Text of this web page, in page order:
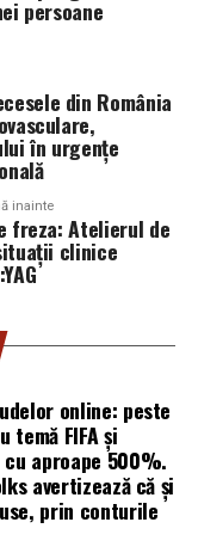
malițios până la
nu
oamenii. Niciun
utilizator să își
acel moment,
de apărare”,
Officer
a inclus în
datelor până la
în principal
gazdă, însă
fi afectate
directă cu
de bilete.
persoane
din România
în urgențe
inainte
freza: Atelierul de
clinice
online: peste
temă FIFA și
aproape 500%.
avertizează că și
prin conturile